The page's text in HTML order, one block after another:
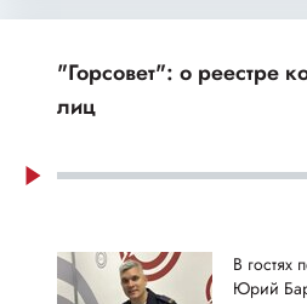
"Горсовет": о реестре
лиц
В гостях
Юрий